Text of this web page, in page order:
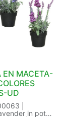
EN MACETA-
UD
|
in pot